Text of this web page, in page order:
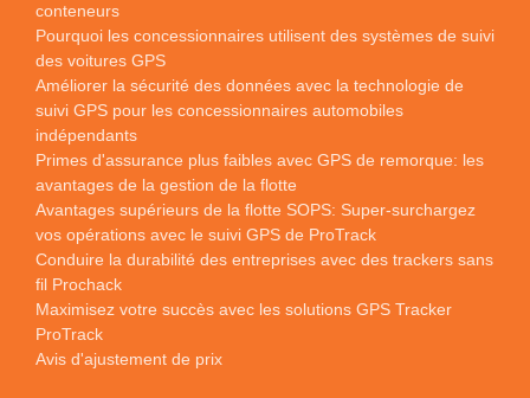
conteneurs
Pourquoi les concessionnaires utilisent des systèmes de suivi
des voitures GPS
Améliorer la sécurité des données avec la technologie de
suivi GPS pour les concessionnaires automobiles
indépendants
Primes d'assurance plus faibles avec GPS de remorque: les
avantages de la gestion de la flotte
Avantages supérieurs de la flotte SOPS: Super-surchargez
vos opérations avec le suivi GPS de ProTrack
Conduire la durabilité des entreprises avec des trackers sans
fil Prochack
Maximisez votre succès avec les solutions GPS Tracker
ProTrack
Avis d'ajustement de prix